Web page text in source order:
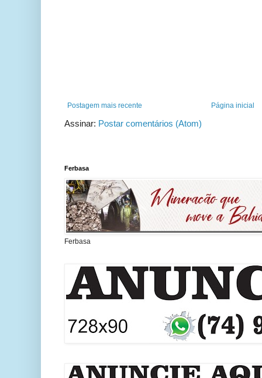
Postagem mais recente Página inicial
Assinar: Postar comentários (Atom)
Ferbasa
Ferbasa